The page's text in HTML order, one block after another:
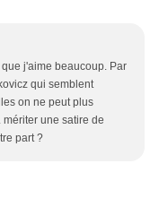
j'aime beaucoup. Par
qui semblent
on ne peut plus
une satire de
part ?